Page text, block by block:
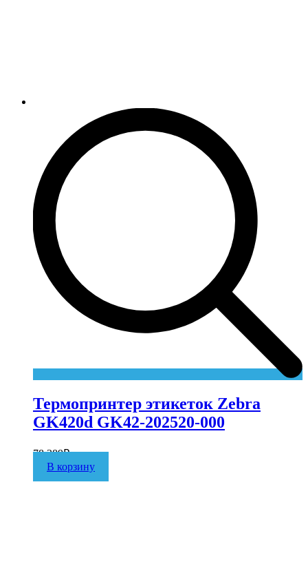
Термопринтер этикеток Zebra
GK420d GK42-202520-000
78 389₽
В корзину